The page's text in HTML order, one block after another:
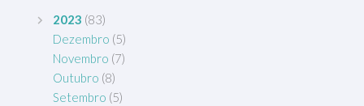
2023 (83)
Dezembro (5)
Novembro (7)
Outubro (8)
Setembro (5)